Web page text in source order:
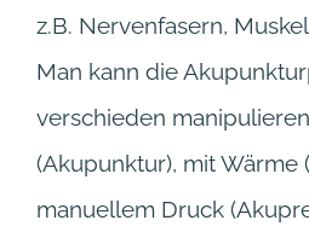
z.B. Nervenfasern,
Man kann die
verschieden
(Akupunktur), mit Wärme
manuellem Druck